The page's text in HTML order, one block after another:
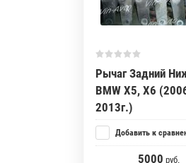
Рычаг Задний
BMW X5, X6
2013г.)
Добавить к
5000 руб.